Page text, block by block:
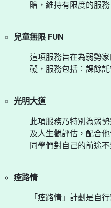
贈，維持有限度的服
兒童無限 FUN
這項服務旨在為弱勢
礙，服務包括︰課餘
光明大道
此項服務乃特別為弱
及人生觀評估，配合
同學們對自己的前途
痊路情
「痊路情」計劃是自